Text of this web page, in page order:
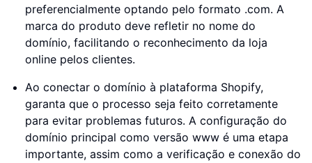
preferencialmente optando pelo formato .com. A
marca do produto deve refletir no nome do
domínio, facilitando o reconhecimento da loja
online pelos clientes.
Ao conectar o domínio à plataforma Shopify,
garanta que o processo seja feito corretamente
para evitar problemas futuros. A configuração do
domínio principal como versão www é uma etapa
importante, assim como a verificação e conexão do